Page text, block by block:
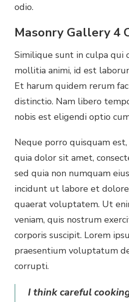
odio.
Masonry Gallery 4
Similique sunt in culpa qui
mollitia animi, id est
Et harum quidem rerum
distinctio. Nam libero
nobis est eligendi optio
Neque porro quisquam
quia dolor sit amet,
sed quia non numquam
incidunt ut labore et
quaerat voluptatem. Ut
veniam, quis nostrum
corporis suscipit. Lorem
praesentium voluptatum
corrupti.
I think careful